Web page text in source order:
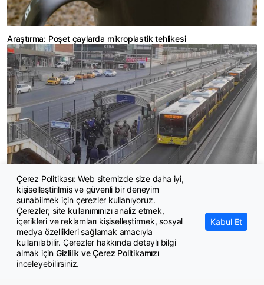
Araştırma: Poşet çaylarda mikroplastik tehlikesi
İstanbul'da toplu ulaşıma zam
Çerez Politikası: Web sitemizde size daha iyi,
kişiselleştirilmiş ve güvenli bir deneyim
sunabilmek için çerezler kullanıyoruz.
Çerezler; site kullanımınızı analiz etmek,
içerikleri ve reklamları kişiselleştirmek, sosyal
medya özellikleri sağlamak amacıyla
kullanılabilir. Çerezler hakkında detaylı bilgi
almak için Gizlilik ve Çerez Politikamızı
inceleyebilirsiniz.
Kabul Et